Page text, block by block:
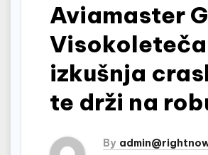
Aviamaster
Visokoleteča
izkušnja
te drži na
By